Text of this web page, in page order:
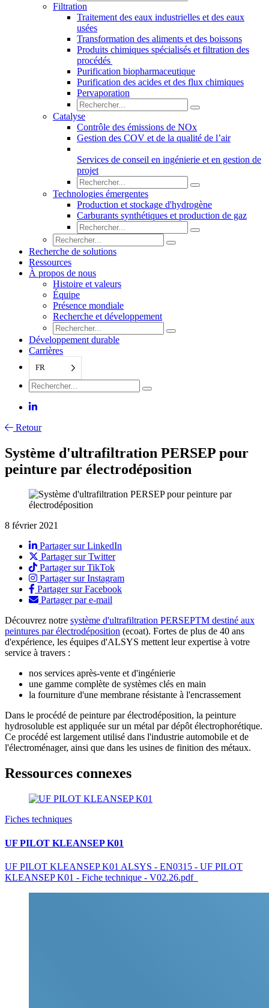
Filtration
Traitement des eaux industrielles et des eaux
usées
Transformation des aliments et des boissons
Produits chimiques spécialisés et filtration des
procédés
Purification biopharmaceutique
Purification des acides et des flux chimiques
Pervaporation
Catalyse
Contrôle des émissions de NOx
Gestion des COV et de la qualité de l’air
Services de conseil en ingénierie et en gestion de
projet
Technologies émergentes
Production et stockage d'hydrogène
Carburants synthétiques et production de gaz
Recherche de solutions
Ressources
À propos de nous
Histoire et valeurs
Équipe
Présence mondiale
Recherche et développement
Développement durable
Carrières
FR
Retour
Système d'ultrafiltration PERSEP pour
peinture par électrodéposition
8 février 2021
Partager sur LinkedIn
Partager sur Twitter
Partager sur TikTok
Partager sur Instagram
Partager sur Facebook
Partager par e-mail
Découvrez notre système d'ultrafiltration PERSEPTM destiné aux
peintures par électrodéposition (ecoat). Fortes de plus de 40 ans
d'expérience, les équipes d'ALSYS mettent leur expertise à votre
service à travers :
nos services après-vente et d'ingénierie
une gamme complète de systèmes clés en main
la fourniture d'une membrane résistante à l'encrassement
Dans le procédé de peinture par électrodéposition, la peinture
hydrosoluble est appliquée sur un métal par dépôt électrophorétique.
Ce procédé est largement utilisé dans l'industrie automobile et de
l'électroménager, ainsi que dans les usines de finition des métaux.
Ressources connexes
Fiches techniques
UF PILOT KLEANSEP K01
UF PILOT KLEANSEP K01 ALSYS - EN0315 - UF PILOT
KLEANSEP K01 - Fiche technique - V02.26.pdf